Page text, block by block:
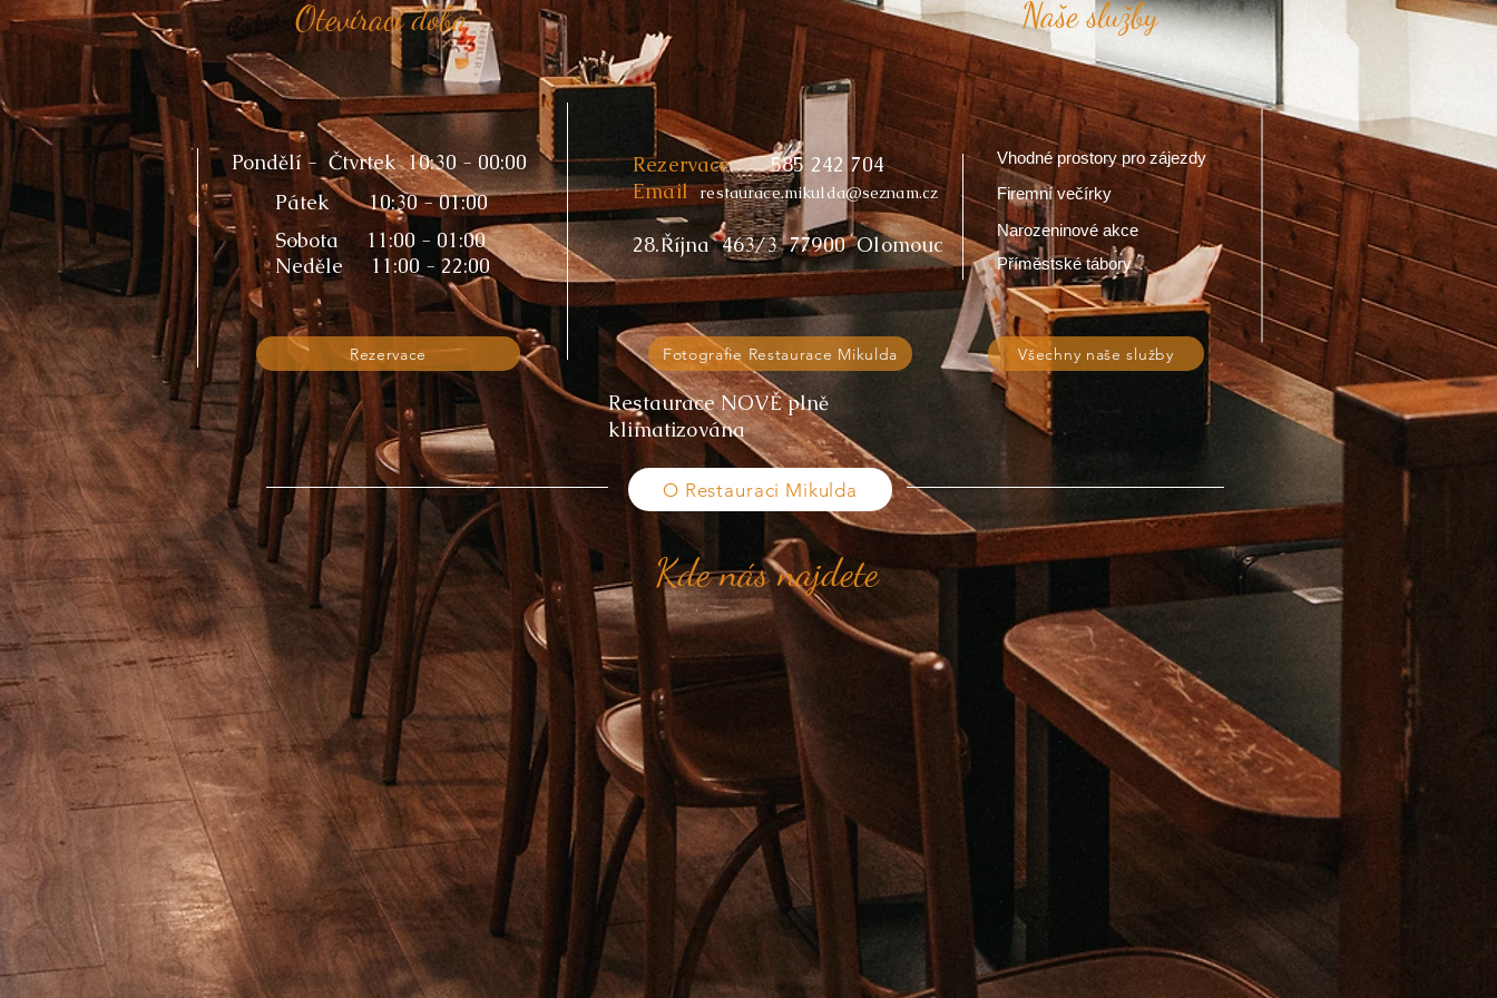
Otevírací doba Naše služby
Pondělí - Čtvrtek 10:30 - 00:00
Pátek 10:30 - 01:00
Sobota 11:00 - 01:00
Neděle 11:00 - 22:00
Vhodné prostory pro zájezdy
Firemní večírky
Narozeninové akce
Příměstské tábory
Rezervace
585 242 704
Emailrestaurace.mikulda@seznam.cz
28.Října 463/3 77900 Olomouc
Rezervace Fotografie Restaurace Mikulda
Restaurace NOVĚ plně
klimatizována
Všechny naše služby
O Restauraci Mikulda
Kde nás najdete